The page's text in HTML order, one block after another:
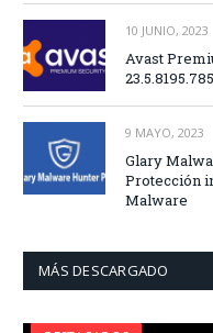
10 JUNIO, 2023
Avast
9 MAYO, 2023
Glary
Protección
Malware
MÁS DESCARGADO